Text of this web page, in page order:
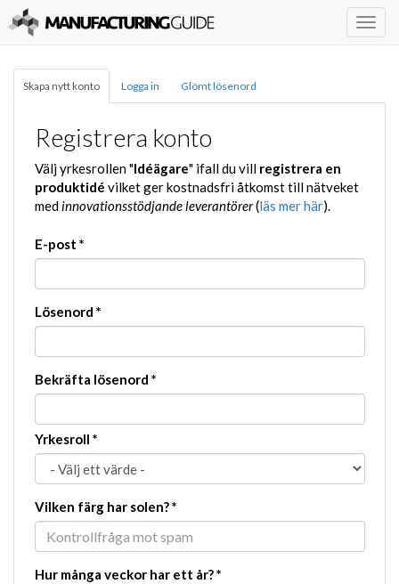
Skapa nytt konto Logga in Glömt lösenord
Registrera konto
Välj yrkesrollen "Idéägare" ifall du vill registrera en
produktidé vilket ger kostnadsfri åtkomst till nätveket
medinnovationsstödjande leverantörer(läs mer här).
E-post *
Lösenord *
Bekräfta lösenord *
Yrkesroll *
Vilken färg har solen?*
Hur många veckor har ett år?*